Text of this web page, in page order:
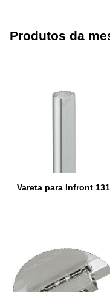
Produtos da
Vareta para Infront